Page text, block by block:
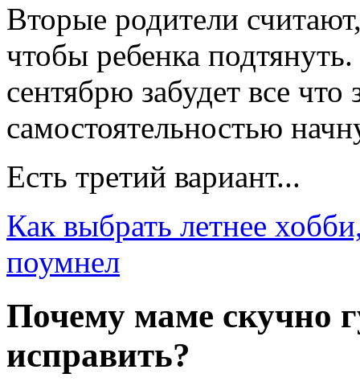
Вторые родители
чтобы ребенка
сентябрю забудет все
самостоятельностью
Есть третий вариант...
Как выбрать летнее
поумнел
Почему маме скучно
исправить?